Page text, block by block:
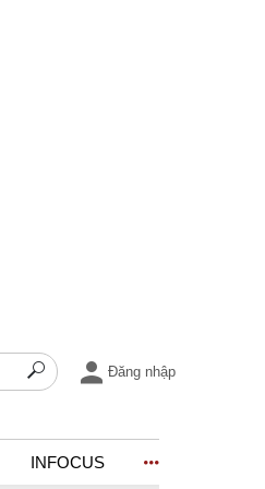
Đăng nhập
INFOCUS